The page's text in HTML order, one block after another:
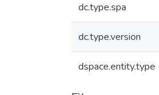
dc.type.spa
dc.type.version
dspace.entity.type